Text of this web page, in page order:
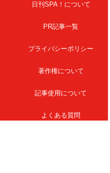
日刊SPA！について
PR記事一覧
プライバシーポリシー
著作権について
記事使用について
よくある質問